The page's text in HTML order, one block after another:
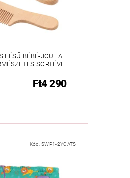
FÉSŰ BÉBÉ-JOU FA
SÖRTÉVEL
Ft4 290
Kód:SWP1-2YCATS